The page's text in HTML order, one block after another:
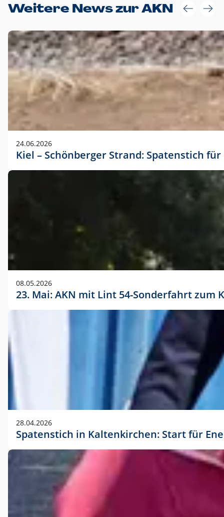
Weitere News zur AKN
24.06.2026
Kiel – Schönberger Strand: Spatenstich
08.05.2026
23. Mai: AKN mit Lint 54-Sonderfahrt
28.04.2026
Spatenstich in Kaltenkirchen: Start für